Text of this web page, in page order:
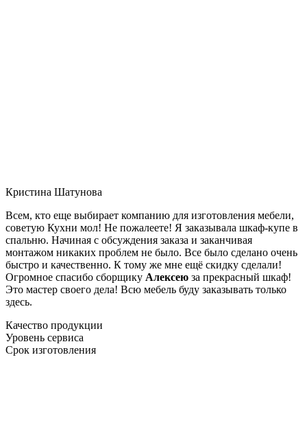
Кристина Шатунова
Всем, кто еще выбирает компанию для изготовления мебели,
советую Кухни мол! Не пожалеете! Я заказывала шкаф-купе в
спальню. Начиная с обсуждения заказа и заканчивая
монтажом никаких проблем не было. Все было сделано очень
быстро и качественно. К тому же мне ещё скидку сделали!
Огромное спасибо сборщику Алексею за прекрасный шкаф!
Это мастер своего дела! Всю мебель буду заказывать только
здесь.
Качество продукции
Уровень сервиса
Срок изготовления